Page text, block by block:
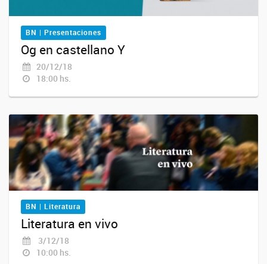
BN | Presentaciones
Og en castellano Y
20/12/18
18:00 hs.
BN | Literatura
Literatura en vivo
3/12/18
10:00 hs.